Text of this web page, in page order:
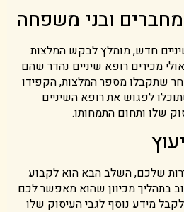
ובני משפחה
חדש, מומלץ לבקש המלצות
מכירים רופא שיניים נהדר שהם
שתקבלו מספר המלצות, הקפידו
לפגוש את רופא השיניים
שלו ותחום התמחותו.
שלכם, השלב הבא הוא לקבוע
בתהליך מכיוון שהוא מאפשר לכם
מידע נוסף לגבי העיסוק שלו